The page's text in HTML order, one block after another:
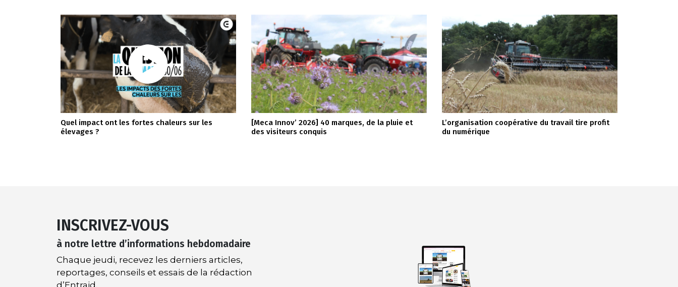
Quel impact ont les fortes chaleurs sur les
élevages ?
[Meca Innov’ 2026] 40 marques, de la pluie et
des visiteurs conquis
L’organisation coopérative du travail tire profit
du numérique
INSCRIVEZ-VOUS
à notre lettre d’informations hebdomadaire
Chaque jeudi, recevez les derniers articles,
reportages, conseils et essais de la rédaction